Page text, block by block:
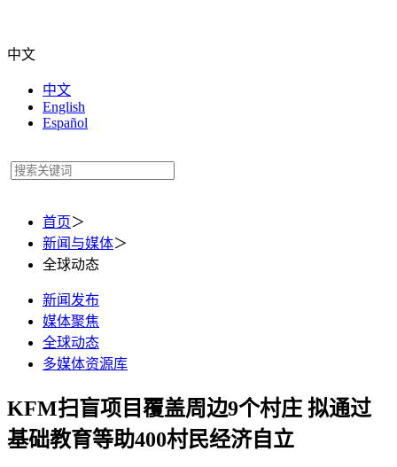
中文
中文
English
Español
首页＞
新闻与媒体＞
全球动态
新闻发布
媒体聚焦
全球动态
多媒体资源库
KFM扫盲项目覆盖周边9个村庄 拟通过
基础教育等助400村民经济自立